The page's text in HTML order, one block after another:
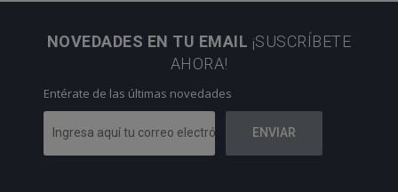
NOVEDADES EN TU EMAIL ¡SUSCRÍBETE
AHORA!
Entérate de las últimas novedades